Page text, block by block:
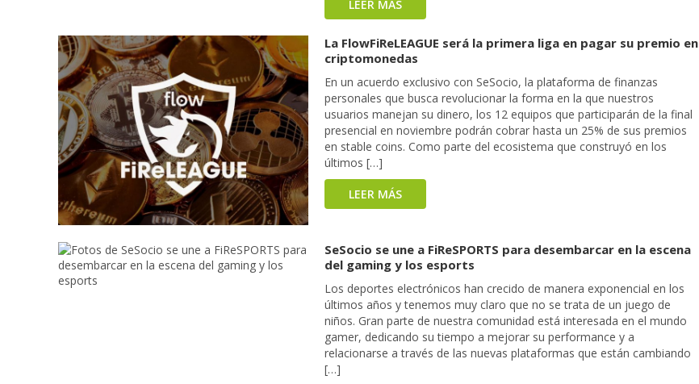
LEER MÁS
La FlowFiReLEAGUE será la primera liga en pagar su premio en
criptomonedas
En un acuerdo exclusivo con SeSocio, la plataforma de finanzas
personales que busca revolucionar la forma en la que nuestros
usuarios manejan su dinero, los 12 equipos que participarán de la final
presencial en noviembre podrán cobrar hasta un 25% de sus premios
en stable coins. Como parte del ecosistema que construyó en los
últimos […]
LEER MÁS
SeSocio se une a FiReSPORTS para desembarcar en la escena
del gaming y los esports
Los deportes electrónicos han crecido de manera exponencial en los
últimos años y tenemos muy claro que no se trata de un juego de
niños. Gran parte de nuestra comunidad está interesada en el mundo
gamer, dedicando su tiempo a mejorar su performance y a
relacionarse a través de las nuevas plataformas que están cambiando
[…]